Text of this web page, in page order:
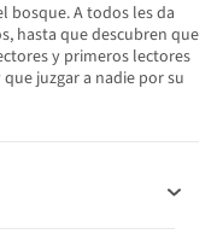
bosque. A todos les da
hasta que descubren que
y primeros lectores
juzgar a nadie por su